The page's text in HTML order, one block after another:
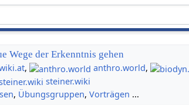
Wege der Erkenntnis gehen
, anthro.world,
steiner.wiki
, Übungsgruppen,Vorträgen ...